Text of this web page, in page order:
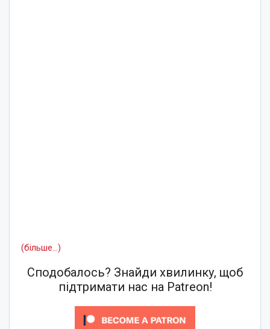
(більше…)
Сподобалось? Знайди хвилинку, щоб
підтримати нас на Patreon!